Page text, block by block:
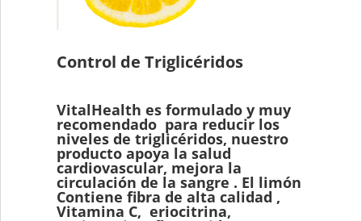
Control de Triglicéridos
VitalHealth es formulado y muy
recomendado para reducir los
niveles de triglicéridos, nuestro
producto apoya la salud
cardiovascular, mejora la
circulación de la sangre . El limón
Contiene fibra de alta calidad ,
Vitamina C, eriocitrina,